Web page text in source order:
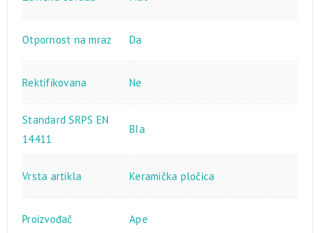
Otpornost na mraz Da
Rektifikovana Ne
Standard SRPS EN
14411
BIa
Vrsta artikla Keramička pločica
Proizvođač Ape